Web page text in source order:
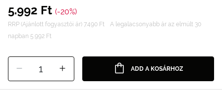
5.992 Ft (-20%)
RRP (Ajánlott fogyasztói ár) 7.490 Ft
A legalacsonyabb ár az elmúlt 30
napban 5.992 Ft
1 ADD A KOSÁRHOZ